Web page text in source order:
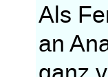
Als
an